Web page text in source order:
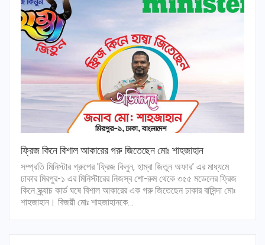
ফ্রিজ কিনে বিশাল আকারের গরু জিতেছেন মোঃ শাহজাহান
সম্প্রতি মিনিস্টার গ্রুপের 'ফ্রিজ কিনুন, হাম্বা জিতুন অফার’ এর মাধ্যমে
ঢাকার মিরপুর-১ এর মিনিস্টারের নিজস্ব শো-রুম থেকে ৩৫৫ মডেলের ফ্রিজ
কিনে স্ক্র্যাচ কার্ড ঘষে বিশাল আকারের এক গরু জিতেছেন ঢাকার বাসিন্দা মোঃ
শাহজাহান। বিজয়ী মোঃ শাহজাহানকে…